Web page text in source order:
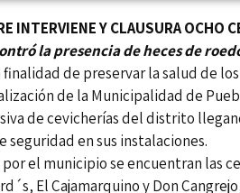
INTERVIENE Y CLAUSURA OCHO
la presencia de heces de
de preservar la salud de
de la Municipalidad de
de cevicherías del distrito
seguridad en sus instalaciones.
el municipio se encuentran las
El Cajamarquino y Don